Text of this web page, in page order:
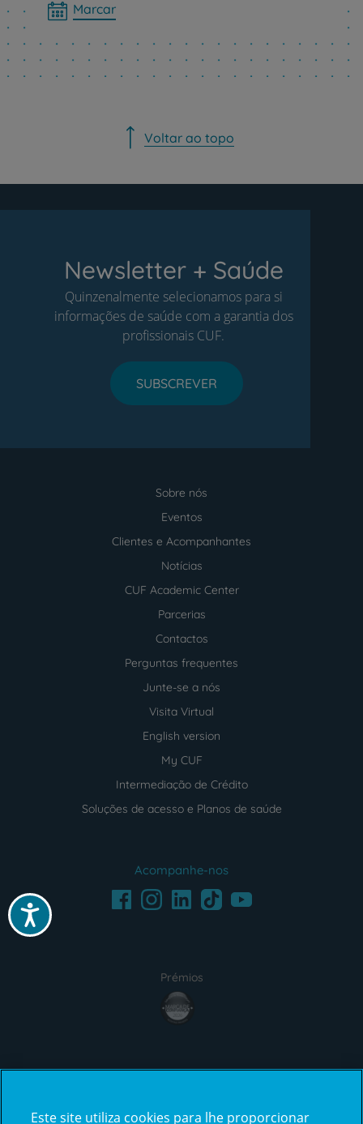
Acessibilidade
Marcar
Voltar ao topo
Newsletter + Saúde
Quinzenalmente selecionamos para si
informações de saúde com a garantia dos
profissionais CUF.
SUBSCREVER
Sobre nós
Eventos
Clientes e Acompanhantes
Notícias
CUF Academic Center
Parcerias
Contactos
Perguntas frequentes
Junte-se a nós
Visita Virtual
English version
My CUF
Intermediação de Crédito
Soluções de acesso e Planos de saúde
Acompanhe-nos
FacebookInstagramLinkedInTikTokYoutube
Prémios
award4
certification2certification3
Este site utiliza cookies para lhe proporcionar